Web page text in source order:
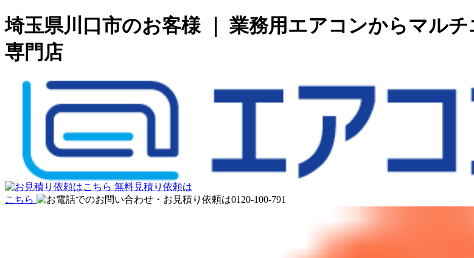
埼玉県川口市のお客様 ｜ 業務用エアコンからマル
専門店
無料見積り依頼は
こちら